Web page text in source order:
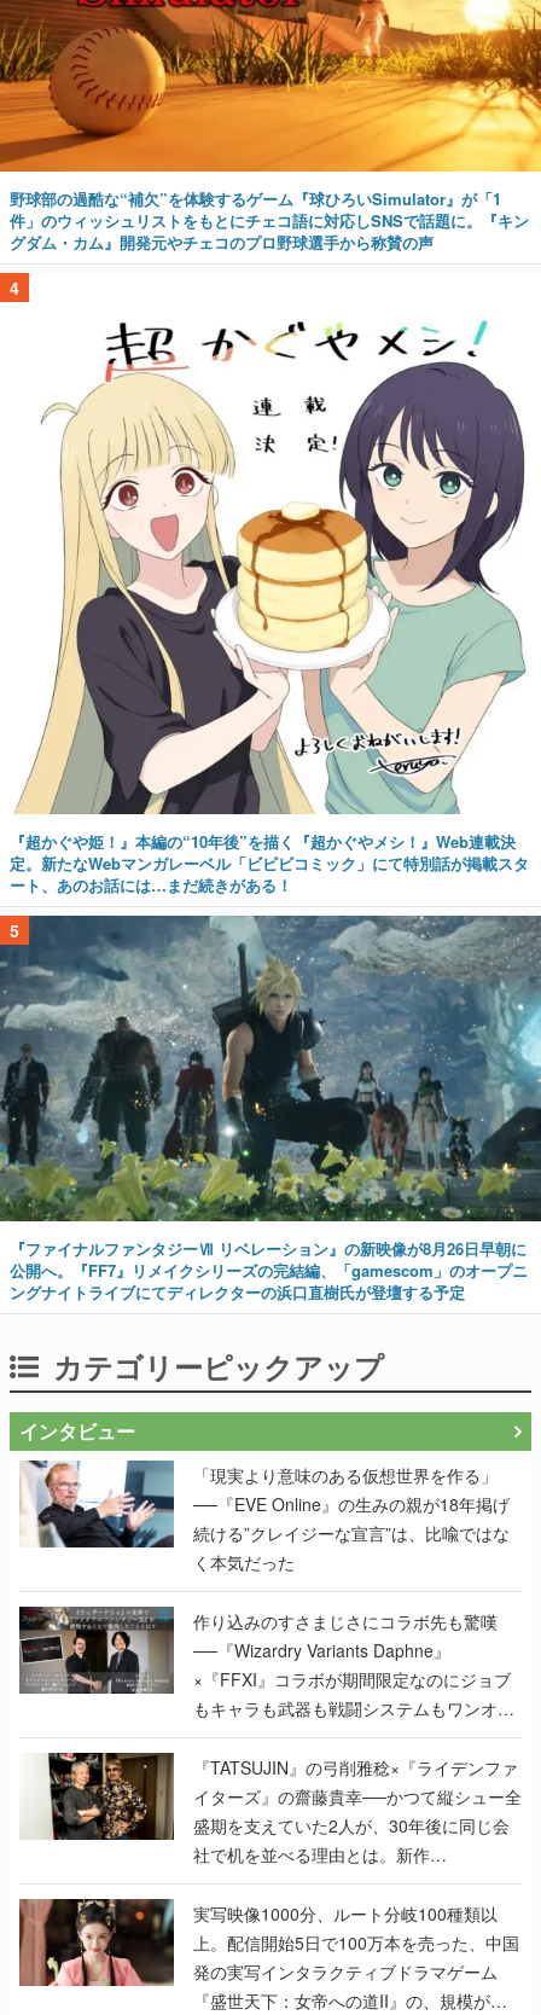
野球部の過酷な“補欠”を体験するゲーム『球ひろいSimulator』が「1
件」のウィッシュリストをもとにチェコ語に対応しSNSで話題に。『キン
グダム・カム』開発元やチェコのプロ野球選手から称賛の声
4
『超かぐや姫！』本編の“10年後”を描く『超かぐやメシ！』Web連載決
定。新たなWebマンガレーベル「ビビビコミック」にて特別話が掲載スタ
ート、あのお話には…まだ続きがある！
5
『ファイナルファンタジーⅦ リベレーション』の新映像が8月26日早朝に
公開へ。『FF7』リメイクシリーズの完結編、「gamescom」のオープニ
ングナイトライブにてディレクターの浜口直樹氏が登壇する予定
カテゴリーピックアップ
インタビュー
「現実より意味のある仮想世界を作る」
──『EVE Online』の生みの親が18年掲げ
続ける”クレイジーな宣言”は、比喩ではな
く本気だった
作り込みのすさまじさにコラボ先も驚嘆
──『Wizardry Variants Daphne』
×『FFXI』コラボが期間限定なのにジョブ
もキャラも武器も戦闘システムもワンオフ
で作り込まれた理由を両ディレクターに聞
く
『TATSUJIN』の弓削雅稔×『ライデンファ
イターズ』の齋藤貴幸──かつて縦シュー全
盛期を支えていた2人が、30年後に同じ会
社で机を並べる理由とは。新作
『TATSUJIN EXTREME』で初タッグを組
んだレジェンド2人に訊く開発秘話
実写映像1000分、ルート分岐100種類以
上。配信開始5日で100万本を売った、中国
発の実写インタラクティブドラマゲーム
『盛世天下：女帝への道II』の、規模が違